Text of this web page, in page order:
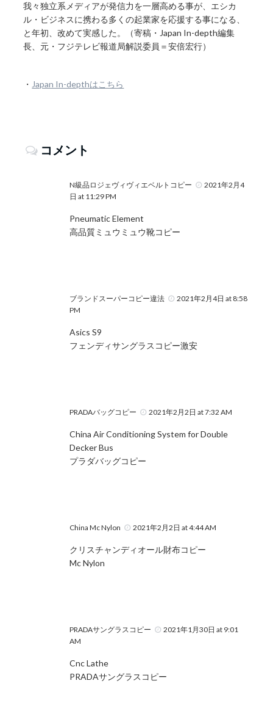
我々独立系メディアが発信力を一層高める事が、エシカ
ル・ビジネスに携わる多くの起業家を応援する事になる、
と年初、改めて実感した。（寄稿・Japan In-depth編集
長、元・フジテレビ報道局解説委員＝安倍宏行）
・ Japan In-depthはこちら
コメント
N級品ロジェヴィヴィエベルトコピー
2021年2月4
日 at 11:29 PM
Pneumatic Element
高品質ミュウミュウ靴コピー
ブランドスーパーコピー違法
2021年2月4日 at 8:58
PM
Asics S9
フェンディサングラスコピー激安
PRADAバッグコピー 2021年2月2日 at 7:32 AM
China Air Conditioning System for Double
Decker Bus
プラダバッグコピー
China Mc Nylon 2021年2月2日 at 4:44 AM
クリスチャンディオール財布コピー
Mc Nylon
PRADAサングラスコピー
2021年1月30日 at 9:01
AM
Cnc Lathe
PRADAサングラスコピー